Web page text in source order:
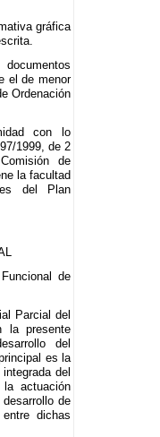
gráfica
el de menor
Ordenación
con lo
1999, de 2
de
la facultad
del Plan
de
Parcial del
la presente
del
es la
del
actuación
de
dichas